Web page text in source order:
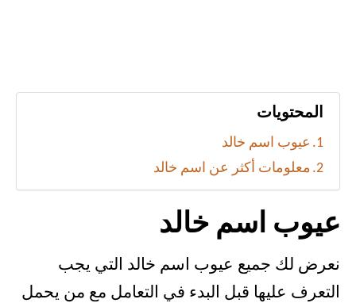
المحتويات
عيوب اسم خالد
معلومات أكثر عن اسم خالد
عيوب اسم خالد
نعرض لك جميع عيوب اسم خالد التي يجب
التعرف عليها قبل البدء في التعامل مع من يحمل